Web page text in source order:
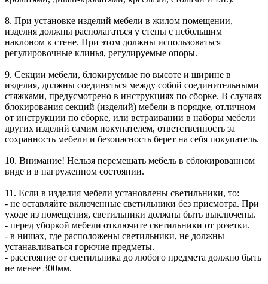
8. При установке изделий мебели в жилом помещении,
изделия должны располагаться у стены с небольшим
наклоном к стене. При этом должны использоваться
регулировочные клинья, регулируемые опоры.
9. Секции мебели, блокируемые по высоте и ширине в
изделия, должны соединяться между собой соединительными
стяжками, предусмотрено в инструкциях по сборке. В случаях
блокирования секций (изделий) мебели в порядке, отличном
от инструкции по сборке, или встраивании в наборы мебели
других изделий самим покупателем, ответственность за
сохранность мебели и безопасность берет на себя покупатель.
10. Внимание! Нельзя перемещать мебель в сблокированном
виде и в нагруженном состоянии.
11. Если в изделия мебели установлены светильники, то:
- не оставляйте включенные светильники без присмотра. При
уходе из помещения, светильники должны быть выключены.
- перед уборкой мебели отключите светильники от розетки.
- в нишах, где расположены светильники, не должны
устанавливаться горючие предметы.
- расстояние от светильника до любого предмета должно быть
не менее 300мм.